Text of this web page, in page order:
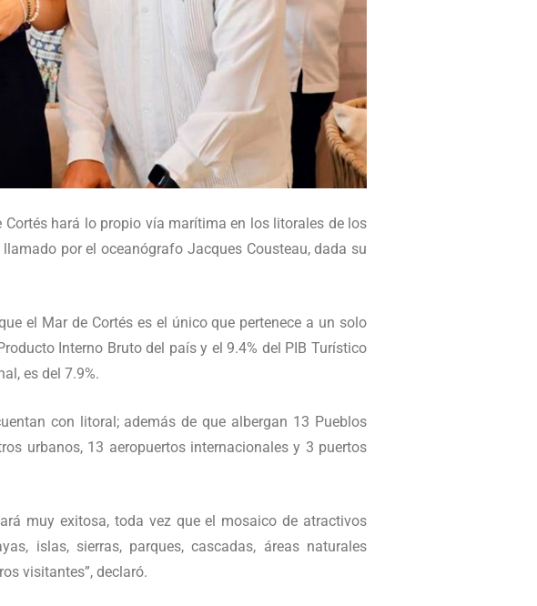
hará lo propio vía marítima en los litorales de los
por el oceanógrafo Jacques Cousteau, dada su
el Mar de Cortés es el único que pertenece a un solo
Interno Bruto del país y el 9.4% del PIB Turístico
es del 7.9%.
con litoral; además de que albergan 13 Pueblos
urbanos, 13 aeropuertos internacionales y 3 puertos
muy exitosa, toda vez que el mosaico de atractivos
islas, sierras, parques, cascadas, áreas naturales
visitantes”, declaró.